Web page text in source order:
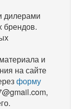
дилерами
брендов.
и
на сайте
форму